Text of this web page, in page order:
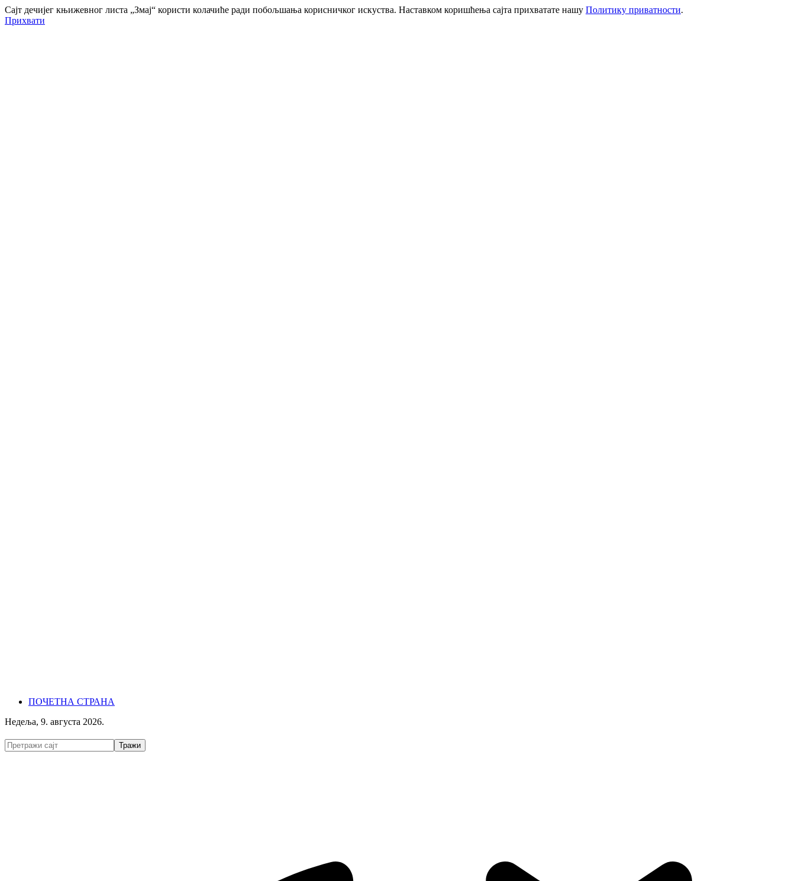
Сајт дечијег књижевног листа „Змај“ користи колачиће ради побољшања корисничког искуства. Наставком коришћења сајта прихватате нашу Политику приватности.
Прихвати
ПОЧЕТНА СТРАНА
Недеља, 9. августа 2026.